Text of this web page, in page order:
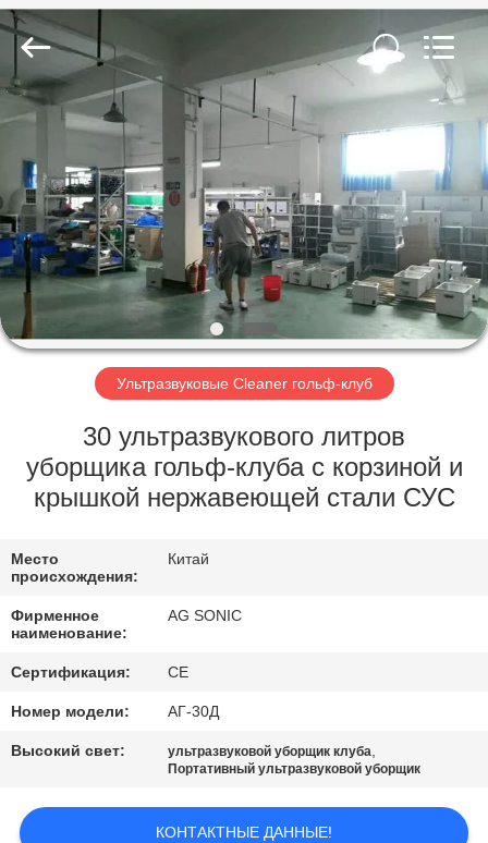
ДОМ
ПРОДУКТЫ
VR
-
ШОУ
ПУТЕШЕСТВИЕ
ПРОВЕРКА
КАЧЕСТВА
СВЯЖИТЕСЬ
МЫ
НОВОСТИ
AG
Sonic
Technology
limited.
Reserved.
Ультразвуковые Cleaner гольф-клуб
30 ультразвукового литров
уборщика гольф-клуба с корзиной и
крышкой нержавеющей стали СУС
Место
происхождения:
Китай
Фирменное
наименование:
AG SONIC
Сертификация: CE
Номер модели: АГ-30Д
Высокий свет: ультразвуковой уборщик клуба,
Портативный ультразвуковой уборщик
КОНТАКТНЫЕ ДАННЫЕ!